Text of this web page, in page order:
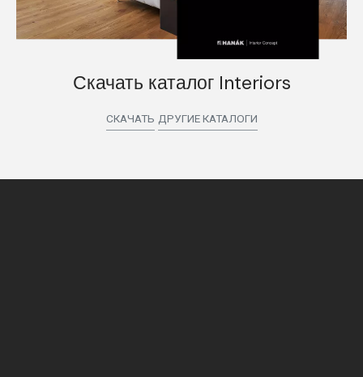
Скачать каталог Interiors
СКАЧАТЬ ДРУГИЕ КАТАЛОГИ